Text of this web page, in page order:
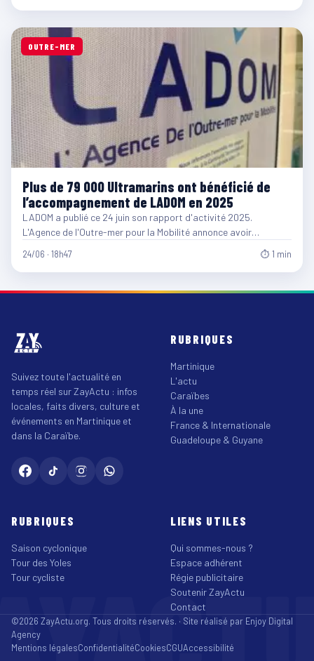
OUTRE-MER
Plus de 79 000 Ultramarins ont bénéficié de
l’accompagnement de LADOM en 2025
LADOM a publié ce 24 juin son rapport d'activité 2025.
L'Agence de l'Outre-mer pour la Mobilité annonce avoir…
24/06 · 18h47 ⏱ 1 min
Suivez toute l'actualité en
temps réel sur ZayActu : infos
locales, faits divers, culture et
événements en Martinique et
dans la Caraïbe.
RUBRIQUES
Martinique
L'actu
Caraïbes
À la une
France & Internationale
Guadeloupe & Guyane
RUBRIQUES
Saison cyclonique
Tour des Yoles
Tour cycliste
LIENS UTILES
Qui sommes-nous ?
Espace adhérent
Régie publicitaire
Soutenir ZayActu
Contact
©2026 ZayActu.org. Tous droits réservés. · Site réalisé par Enjoy Digital
Agency
Mentions légalesConfidentialitéCookiesCGUAccessibilité